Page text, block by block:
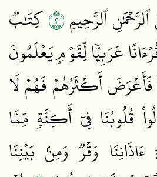
ٱلرَّحِيمِ٢كِتَٰبٞ
عَرَبِيّٗا لِّقَوۡمٖ يَعۡلَمُونَ
فَأَعۡرَضَ أَكۡثَرُهُمۡ فَهُمۡ لَا
قُلُوبُنَا فِيٓ أَكِنَّةٖ مِّمَّا
وَقۡرٞ وَمِنۢ بَيۡنِنَا